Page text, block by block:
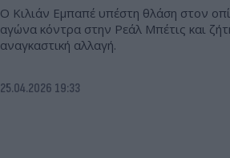
Ο Κιλιάν Εμπαπέ υπέστη θλάση στον
αγώνα κόντρα στην Ρεάλ Μπέτις και
αναγκαστική αλλαγή.
25.04.2026 19:33